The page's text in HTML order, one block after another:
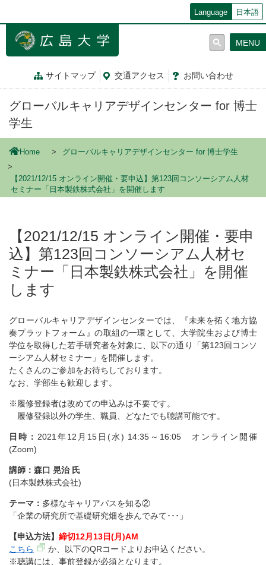
ン
Language 日本語
サイトマップ 交通アクセス お問い合わせ
MENU
グローバルキャリアデザインセンター for 博士
学生
Home グローバルキャリアデザインセンター for 博士学生
【2021/12/15 オンライン開催・要申込】第123回コンソーシアム人材
セミナー「日本製鉄株式会社」を開催します
【2021/12/15 オンライン開催・要申
込】第123回コンソーシアム人材セ
ミナー「日本製鉄株式会社」を開催
します
グローバルキャリアデザインセンターでは、『未来を拓く地方協
奏プラットフォーム』の取組の一環として、大学院生および博士
学位を取得した若手研究者を対象に、以下の通り「第123回コンソ
ーシアム人材セミナー」を開催します。
たくさんのご参加をお待ちしております。
なお、学部生も歓迎します。
※履修登録者は改めての申込みは不要です。
履修登録以外の学生、職員、どなたでも聴講可能です。
日時： 2021年12月15日(水) 14:35～16:05 オンライン開催
(Zoom)
講師：森口 晃治 氏
(日本製鉄株式会社)
テーマ： 多様なキャリアパスを知る②
「企業の研究所で基礎研究畑を歩んでみて･･･」
【申込方法】 締切12月13日(月)AM
こちら
か、以下のQRコードよりお申込ください。
※聴講には、事前登録が必須となります。